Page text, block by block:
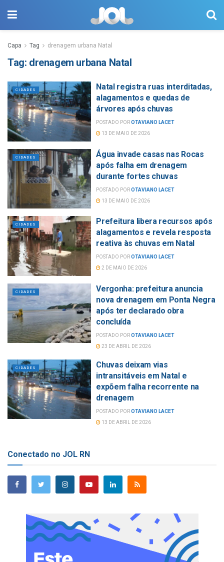
Capa Tag drenagem urbana Natal
Tag: drenagem urbana Natal
CIDADES
Natal registra ruas interditadas,
alagamentos e quedas de
árvores após chuvas
POSTADO POROTAVIANO LACET
13 DE MAIO DE 2026
CIDADES
Água invade casas nas Rocas
após falha em drenagem
durante fortes chuvas
POSTADO POROTAVIANO LACET
13 DE MAIO DE 2026
CIDADES
Prefeitura libera recursos após
alagamentos e revela resposta
reativa às chuvas em Natal
POSTADO POROTAVIANO LACET
2 DE MAIO DE 2026
CIDADES
Vergonha: prefeitura anuncia
nova drenagem em Ponta Negra
após ter declarado obra
concluída
POSTADO POROTAVIANO LACET
23 DE ABRIL DE 2026
CIDADES
Chuvas deixam vias
intransitáveis em Natal e
expõem falha recorrente na
drenagem
POSTADO POROTAVIANO LACET
13 DE ABRIL DE 2026
Conectado no JOL RN